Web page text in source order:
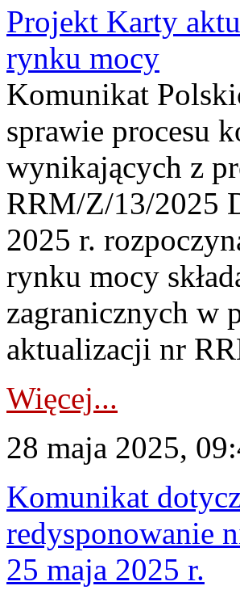
Projekt Karty
rynku mocy
Komunikat
sprawie procesu
wynikających z
RRM/Z/13/2025
2025 r.
rynku mocy
zagranicznych w
aktualizacji nr
Więcej...
28 maja 2025,
Komunikat
redysponowanie
25 maja 2025 r.